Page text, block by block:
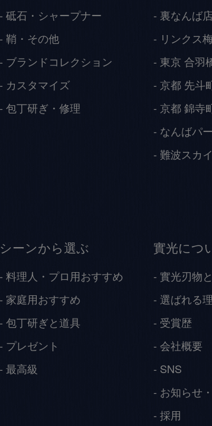
砥石・シャープナー
鞘・その他
ブランドコレクション
カスタマイズ
包丁研ぎ・修理
裏なんば店
リンクス
東京 合羽
京都 先斗
京都 錦寺
なんばパ
難波スカ
シーンから選ぶ
料理人・プロ用おすすめ
家庭用おすすめ
包丁研ぎと道具
プレゼント
最高級
實光につ
實光刃物
選ばれる
受賞歴
会社概要
SNS
お知らせ
採用